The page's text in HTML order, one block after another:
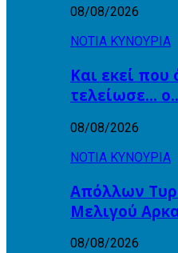
08/08/2026
ΝΟΤΙΑ ΚΥΝΟΥΡΙΑ
Και εκεί που
τελείωσε…
08/08/2026
ΝΟΤΙΑ ΚΥΝΟΥΡΙΑ
Απόλλων
Μελιγού
08/08/2026